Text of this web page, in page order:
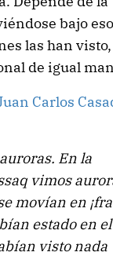
bajo
las han
de igual
Carlos
En la
vimos
movían en
estado en el
visto nada